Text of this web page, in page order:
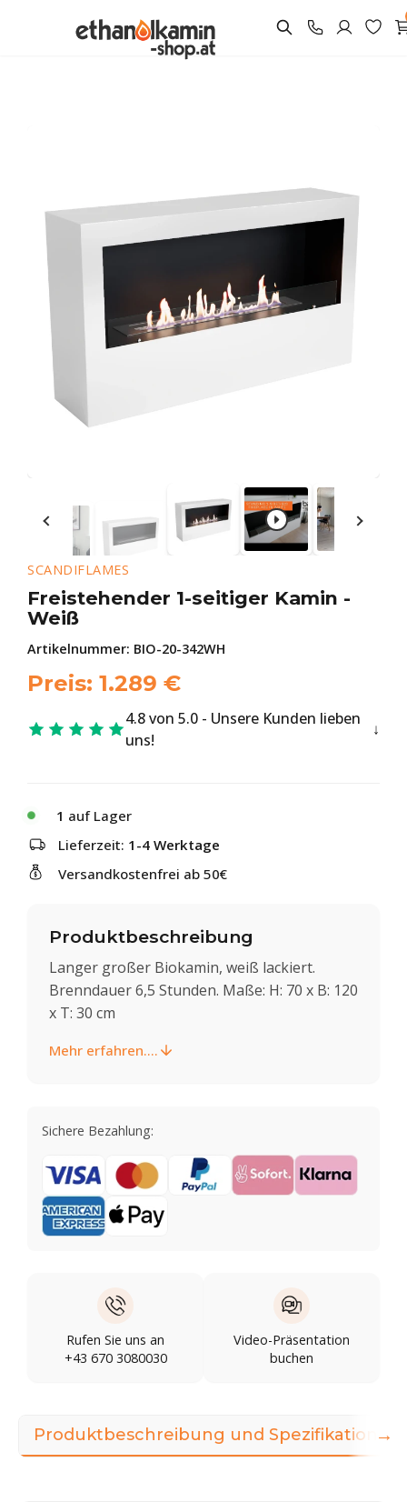
SCANDIFLAMES
Freistehender 1-seitiger Kamin -
Weiß
Artikelnummer: BIO-20-342WH
Preis: 1.289 €
4.8 von 5.0 - Unsere Kunden lieben
uns!
1 auf Lager
Lieferzeit: 1-4 Werktage
Versandkostenfrei ab 50€
Produktbeschreibung
Langer großer Biokamin, weiß lackiert.
Brenndauer 6,5 Stunden. Maße: H: 70 x B: 120
x T: 30 cm
Mehr erfahren....
Sichere Bezahlung:
Rufen Sie uns an
+43 670 3080030
Video-Präsentation
buchen
Produktbeschreibung und Spezifikationen
→